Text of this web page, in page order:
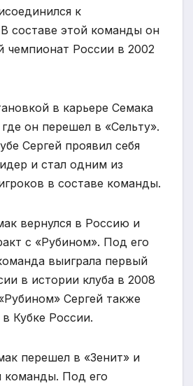
к
составе этой команды он
чемпионат России в 2002
в карьере Семака
он перешел в «Сельту».
Сергей проявил себя
и стал одним из
в составе команды.
вернулся в Россию и
с «Рубином». Под его
выиграла первый
в истории клуба в 2008
Сергей также
Кубке России.
перешел в «Зенит» и
команды. Под его